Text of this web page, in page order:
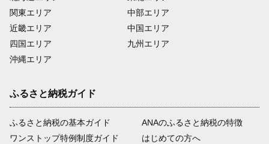
関東エリア
近畿エリア
四国エリア
沖縄エリア
中部エリア
中国エリア
九州エリア
ふるさと納税ガイド
ふるさと納税の基本ガイド
ワンストップ特例制度ガイド
ANAのふるさと納税の特徴
はじめての方へ